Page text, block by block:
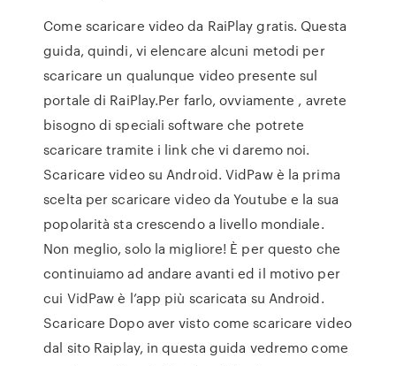
Come scaricare video da RaiPlay gratis. Questa
guida, quindi, vi elencare alcuni metodi per
scaricare un qualunque video presente sul
portale di RaiPlay.Per farlo, ovviamente , avrete
bisogno di speciali software che potrete
scaricare tramite i link che vi daremo noi.
Scaricare video su Android. VidPaw è la prima
scelta per scaricare video da Youtube e la sua
popolarità sta crescendo a livello mondiale.
Non meglio, solo la migliore! È per questo che
continuiamo ad andare avanti ed il motivo per
cui VidPaw è l’app più scaricata su Android.
Scaricare Dopo aver visto come scaricare video
dal sito Raiplay, in questa guida vedremo come